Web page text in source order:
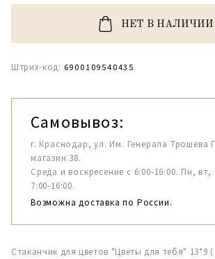
НЕТ В НАЛИЧИИ
Штрих-код: 6900109540435
Самовывоз:
г. Краснодар, ул. Им. Генерала Трошева
магазин 38.
Среда и воскресение с 6:00-16:00. Пн,
7:00-16:00.
Возможна доставка по России.
Стаканчик для цветов "Цветы для тебя" 13*9 (